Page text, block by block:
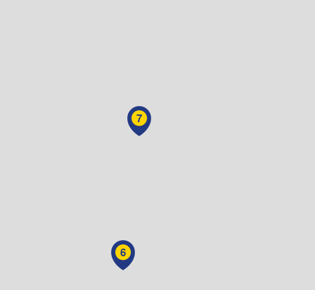
6
7